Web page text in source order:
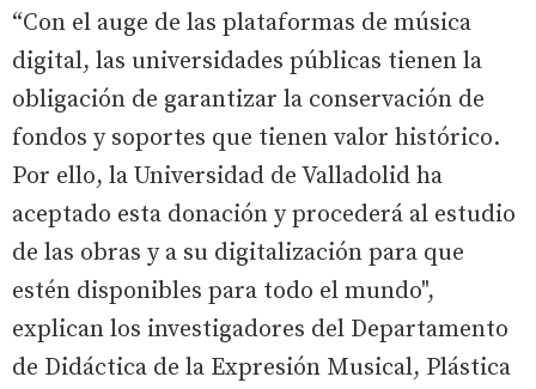
“Con el auge de las plataformas de música
digital, las universidades públicas tienen la
obligación de garantizar la conservación de
fondos y soportes que tienen valor histórico.
Por ello, la Universidad de Valladolid ha
aceptado esta donación y procederá al estudio
de las obras y a su digitalización para que
estén disponibles para todo el mundo",
explican los investigadores del Departamento
de Didáctica de la Expresión Musical, Plástica